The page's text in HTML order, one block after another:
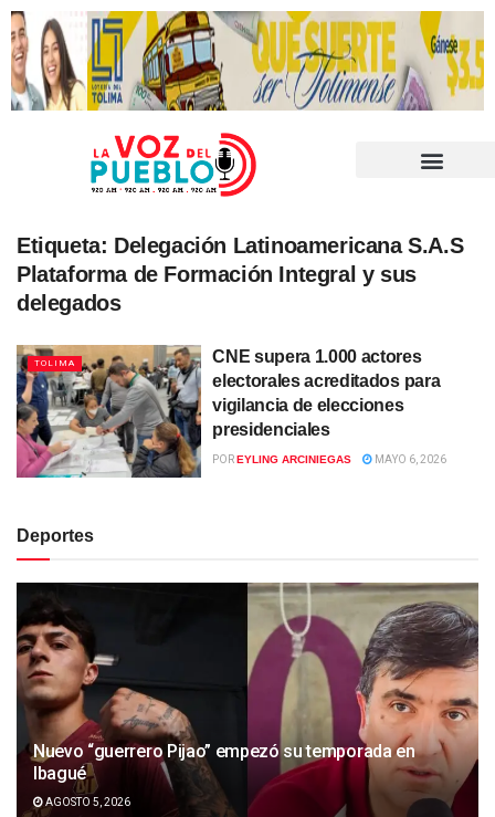
Etiqueta: Delegación Latinoamericana S.A.S
Plataforma de Formación Integral y sus
delegados
TOLIMA
CNE supera 1.000 actores
electorales acreditados para
vigilancia de elecciones
presidenciales
POREYLING ARCINIEGAS MAYO 6, 2026
Deportes
Nuevo “guerrero Pijao” empezó su temporada en
Ibagué
AGOSTO 5, 2026